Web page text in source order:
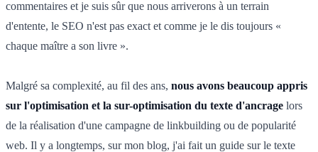
commentaires et je suis sûr que nous arriverons à un terrain
d'entente, le SEO n'est pas exact et comme je le dis toujours «
chaque maître a son livre ».
Malgré sa complexité, au fil des ans, nous avons beaucoup appris
sur l'optimisation et la sur-optimisation du texte d'ancrage lors
de la réalisation d'une campagne de linkbuilding ou de popularité
web. Il y a longtemps, sur mon blog, j'ai fait un guide sur le texte